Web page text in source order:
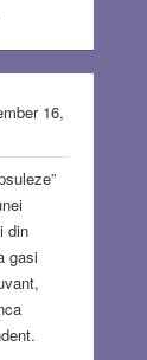
16,
din
gasi